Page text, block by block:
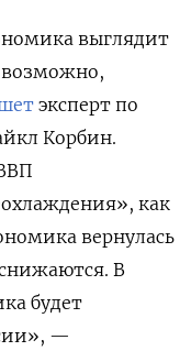
выглядит
возможно,
эксперт по
Корбин.
как
вернулась
В
будет
—